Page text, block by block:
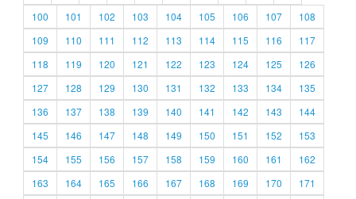
100
101 102 103 104 105 106 107
108
109
110 111 112 113 114 115 116
117
118
119 120 121 122 123 124 125
126
127
128 129 130 131 132 133 134
135
136
137 138 139 140 141 142 143
144
145
146 147 148 149 150 151 152
153
154
155 156 157 158 159 160 161
162
163
164 165 166 167 168 169 170
171